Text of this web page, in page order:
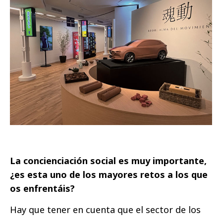
La concienciación social es muy importante,
¿es esta uno de los mayores retos a los que
os enfrentáis?
Hay que tener en cuenta que el sector de los